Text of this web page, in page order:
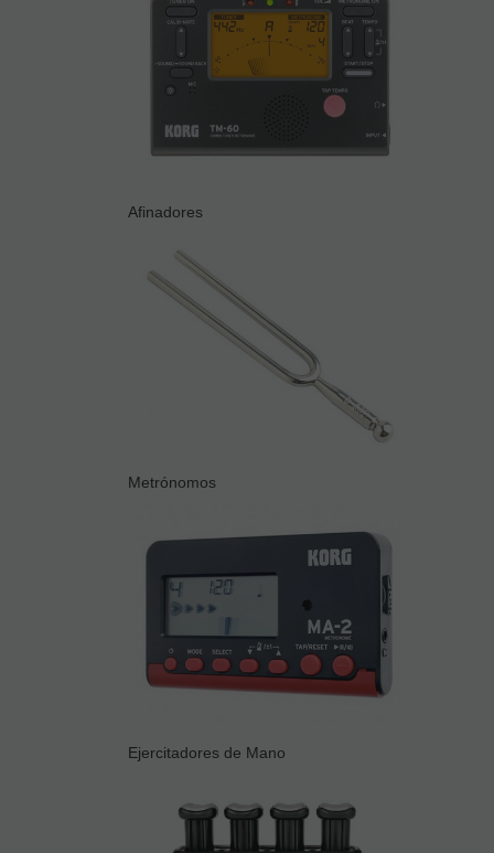
Afinadores
Metrónomos
Ejercitadores de Mano